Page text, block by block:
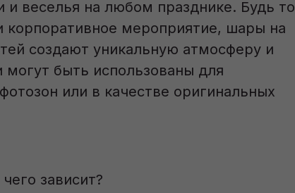
и веселья на любом празднике. Будь то
корпоративное мероприятие, шары на
создают уникальную атмосферу и
быть использованы для
или в качестве оригинальных
зависит?